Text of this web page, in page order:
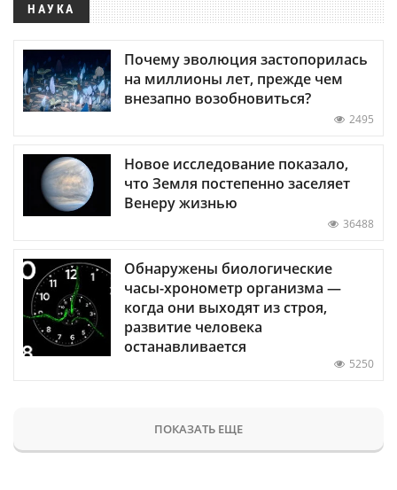
НАУКА
Почему эволюция застопорилась
на миллионы лет, прежде чем
внезапно возобновиться?
2495
Новое исследование показало,
что Земля постепенно заселяет
Венеру жизнью
36488
Обнаружены биологические
часы-хронометр организма —
когда они выходят из строя,
развитие человека
останавливается
5250
ПОКАЗАТЬ ЕЩЕ